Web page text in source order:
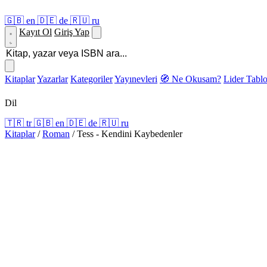
🇬🇧 en 🇩🇪 de 🇷🇺 ru
Kayıt Ol Giriş Yap
KitaplarYazarlar KategorilerYayınevleri 🧭 Ne Okusam? Lider
Dil
🇹🇷 tr 🇬🇧 en 🇩🇪 de 🇷🇺 ru
Kitaplar / Roman / Tess - Kendini Kaybedenler